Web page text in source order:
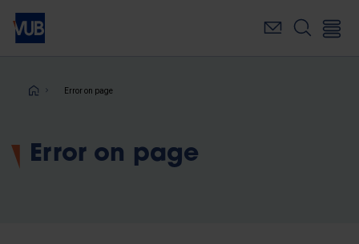
Skip
main
Breadcrumb
Error on page
Error on page